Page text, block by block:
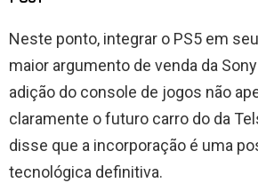
Neste ponto, integrar o PS5 em
maior argumento de venda da
adição do console de jogos não
claramente o futuro carro do da
disse que a incorporação é uma
tecnológica definitiva.